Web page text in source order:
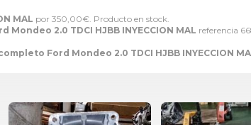
MAL por 350,00€ . Producto en stock.
2.0 TDCI HJBB INYECCION MAL referencia
Ford Mondeo 2.0 TDCI HJBB INYECCION